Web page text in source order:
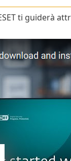
ti guiderà